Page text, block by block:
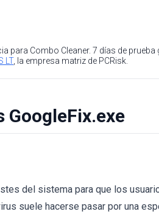
para Combo Cleaner. 7 días de prueba
LT, la empresa matriz de PCRisk.
del sistema para que los
suele hacerse pasar por una